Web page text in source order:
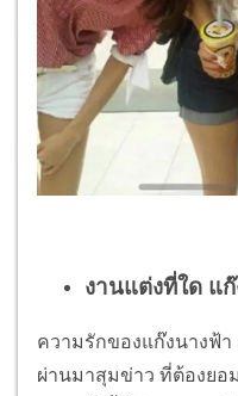
งานแต่งที่ใด แ
ความรักของแก๊งนางฟ้า
ผ่านมาสุมข่าว ที่ต้องยอ